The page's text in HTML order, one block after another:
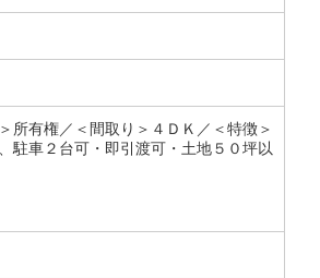
有権／＜間取り＞４ＤＫ／＜特徴＞
駐車２台可・即引渡可・土地５０坪以